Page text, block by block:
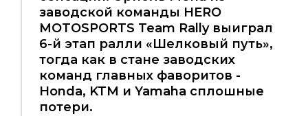
заводской команды HERO
MOTOSPORTS Team Rally выиграл
6-й этап ралли «Шелковый путь»,
тогда как в стане заводских
команд главных фаворитов -
Honda, KTM и Yamaha сплошные
потери.